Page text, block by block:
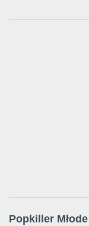
Popkiller